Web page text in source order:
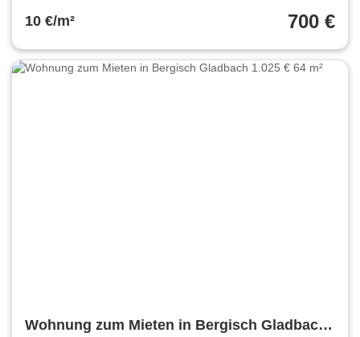
10 €/m² 700 €
Wohnung zum Mieten in Bergisch Gladbach